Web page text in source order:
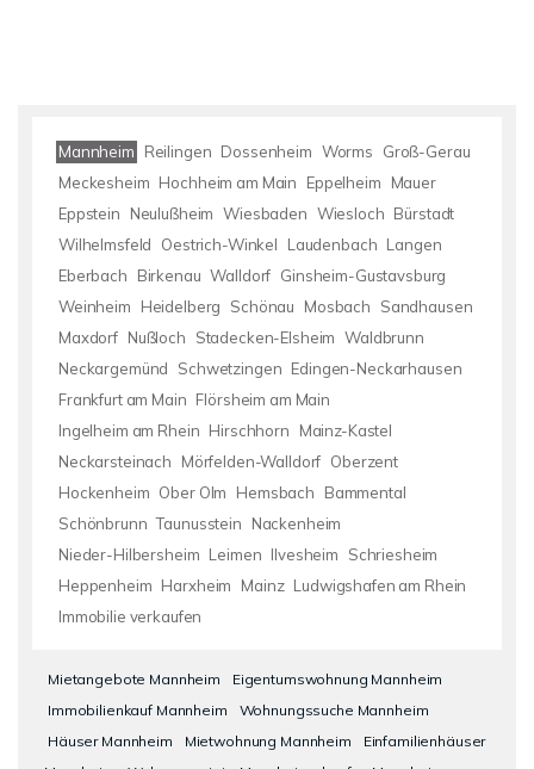
Mannheim Reilingen Dossenheim Worms
Groß-Gerau
Meckesheim Hochheim am Main Eppelheim
Mauer
Eppstein
Neulußheim Wiesbaden Wiesloch Bürstadt
Wilhelmsfeld
Oestrich-Winkel Laudenbach Langen
Eberbach
Birkenau Walldorf Ginsheim-Gustavsburg
Weinheim
Heidelberg Schönau Mosbach
Sandhausen
Maxdorf Nußloch Stadecken-Elsheim Waldbrunn
Neckargemünd
Schwetzingen Edingen-Neckarhausen
Frankfurt am Main Flörsheim am Main
Ingelheim am Rhein Hirschhorn
Mainz-Kastel
Neckarsteinach
Mörfelden-Walldorf Oberzent
Hockenheim Ober Olm Hemsbach
Bammental
Schönbrunn Taunusstein
Nackenheim
Nieder-Hilbersheim Leimen Ilvesheim
Schriesheim
Heppenheim Harxheim Mainz Ludwigshafen am Rhein
Immobilie verkaufen
Mietangebote Mannheim
Eigentumswohnung Mannheim
Immobilienkauf Mannheim
Wohnungssuche Mannheim
Häuser Mannheim
Mietwohnung Mannheim
Einfamilienhäuser